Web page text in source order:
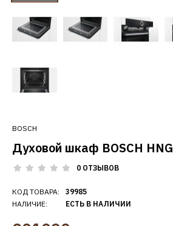
BOSCH
Духовой шкаф BOSCH
0 ОТЗЫВОВ
КОД ТОВАРА:
НАЛИЧИЕ:
39985
ЕСТЬ В НАЛИЧИИ